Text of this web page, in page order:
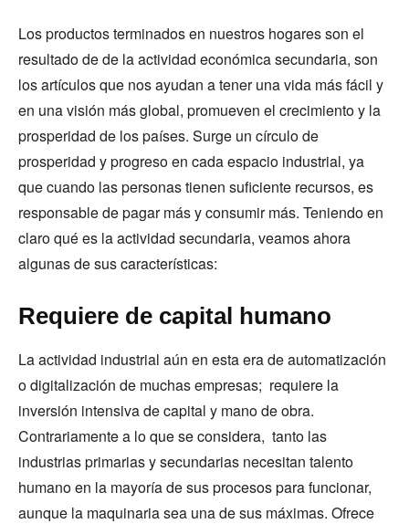
Los productos terminados en nuestros hogares son el
resultado de de la actividad económica secundaria, son
los artículos que nos ayudan a tener una vida más fácil y
en una visión más global, promueven el crecimiento y la
prosperidad de los países. Surge un círculo de
prosperidad y progreso en cada espacio industrial, ya
que cuando las personas tienen suficiente recursos, es
responsable de pagar más y consumir más. Teniendo en
claro qué es la actividad secundaria, veamos ahora
algunas de sus características:
Requiere de capital humano
La actividad industrial aún en esta era de automatización
o digitalización de muchas empresas; requiere la
inversión intensiva de capital y mano de obra.
Contrariamente a lo que se considera, tanto las
industrias primarias y secundarias necesitan talento
humano en la mayoría de sus procesos para funcionar,
aunque la maquinaria sea una de sus máximas. Ofrece